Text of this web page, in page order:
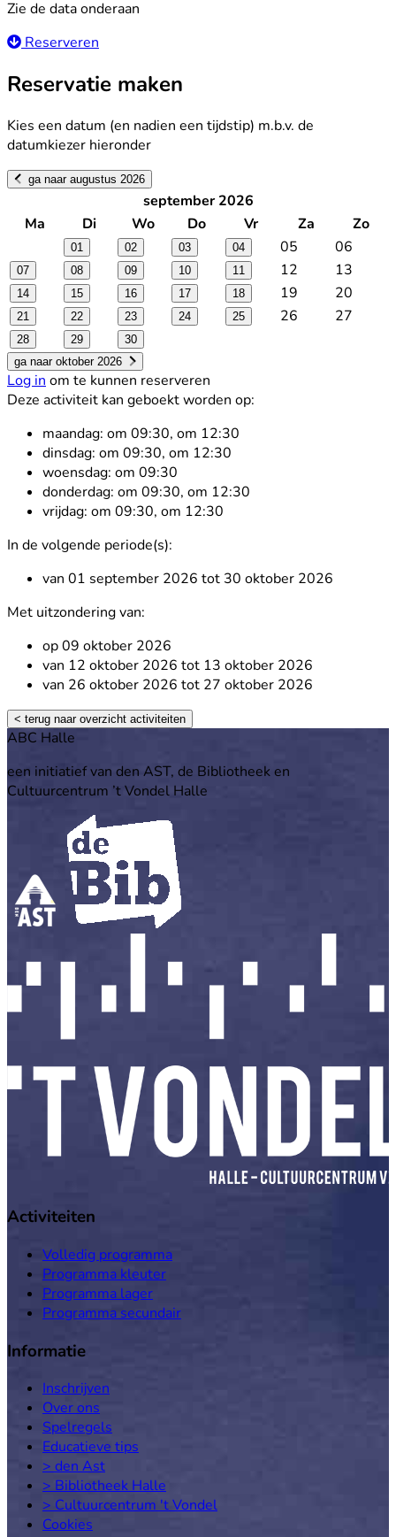
Zie de data onderaan
Reserveren
Reservatie maken
Kies een datum (en nadien een tijdstip) m.b.v. de
datumkiezer hieronder
ga naar augustus 2026
september 2026
Ma
Di Wo Do Vr Za Zo
01 02 03 04 05 06
07 08 09 10 11 12 13
14 15 16 17 18 19 20
21 22 23 24 25 26 27
28 29
30
ga naar oktober 2026
Log in om te kunnen reserveren
Deze activiteit kan geboekt worden op:
maandag: om 09:30, om 12:30
dinsdag: om 09:30, om 12:30
woensdag: om 09:30
donderdag: om 09:30, om 12:30
vrijdag: om 09:30, om 12:30
In de volgende periode(s):
van 01 september 2026 tot 30 oktober 2026
Met uitzondering van:
op 09 oktober 2026
van 12 oktober 2026 tot 13 oktober 2026
van 26 oktober 2026 tot 27 oktober 2026
< terug naar overzicht activiteiten
Footer
ABC Halle
een initiatief van den AST, de Bibliotheek en
Cultuurcentrum ’t Vondel Halle
Activiteiten
Volledig programma
Programma kleuter
Programma lager
Programma secundair
Informatie
Inschrijven
Over ons
Spelregels
Educatieve tips
> den Ast
> Bibliotheek Halle
> Cultuurcentrum 't Vondel
Cookies